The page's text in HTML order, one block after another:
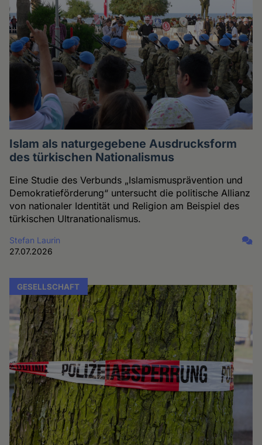
Islam als naturgegebene Ausdrucksform
des türkischen Nationalismus
Eine Studie des Verbunds „Islamismusprävention und
Demokratieförderung“ untersucht die politische Allianz
von nationaler Identität und Religion am Beispiel des
türkischen Ultranationalismus.
Stefan Laurin
27.07.2026
GESELLSCHAFT